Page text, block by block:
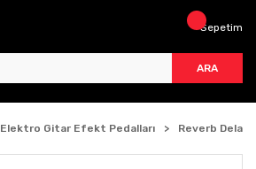
ARA
Sepetim
Elektro Gitar Efekt Pedalları Reverb Delay